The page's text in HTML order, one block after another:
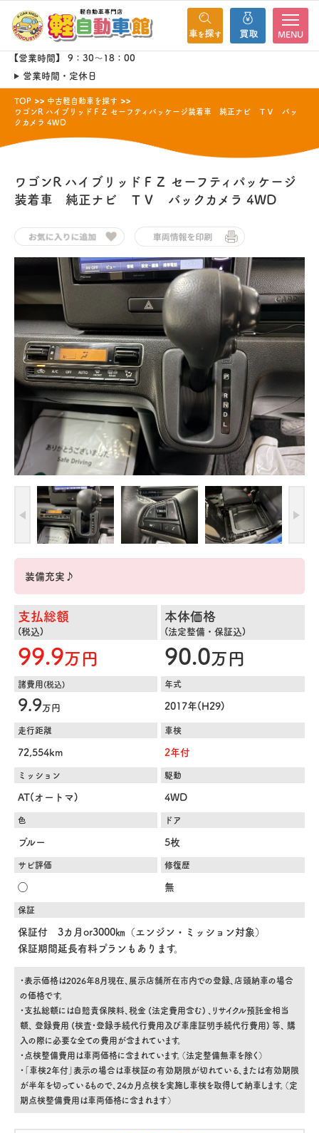
MENU
【営業時間】 9：30～18：00
営業時間・定休日
TOP
中古軽自動車を探す
ワゴンR ハイブリッドＦＺ セーフティパッケージ装着車 純正ナビ ＴＶ バッ
クカメラ 4WD
ワゴンRハイブリッドＦＺ セーフティパッケージ
装着車 純正ナビ ＴＶ バックカメラ 4WD
装備充実♪
支払総額
(税込)
99.9万円
本体価格
(法定整備・保証込)
90.0万円
諸費用(税込)
9.9万円
年式
2017年(H29)
走行距離
72,554km
車検
2年付
ミッション
AT(オートマ)
駆動
4WD
色
ブルー
ドア
5枚
サビ評価
◯
修復歴
無
保証
保証付 3カ月or3000㎞（エンジン・ミッション対象）
保証期間延長有料プランもあります。
・表示価格は2026年8月現在、展示店舗所在市内での登録、店頭納車の場合
の価格です。
・支払総額には自賠責保険料、税金 (法定費用含む) 、リサイクル預託金相当
額、 登録費用 (検査・登録手続代行費用及び車庫証明手続代行費用) 等、 購
入の際に必要な全ての費用が含まれています。
・点検整備費用は車両価格に含まれています。（法定整備無車を除く）
・「車検2年付」表示の場合は車検証の有効期限が切れている、または有効期限
が半年を切っているもので、24カ月点検を実施し車検を取得して納車します。（定
期点検整備費用は車両価格に含まれます）